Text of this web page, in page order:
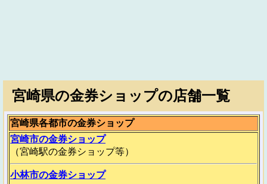
宮崎県の金券ショップの店舗一覧
宮崎県各都市の金券ショップ
宮崎市の金券ショップ
（宮崎駅の金券ショップ等）
小林市の金券ショップ